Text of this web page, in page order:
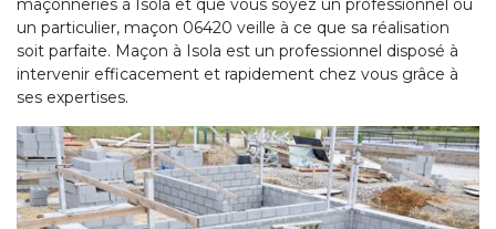
maçonneries à Isola et que vous soyez un professionnel ou
un particulier, maçon 06420 veille à ce que sa réalisation
soit parfaite. Maçon à Isola est un professionnel disposé à
intervenir efficacement et rapidement chez vous grâce à
ses expertises.